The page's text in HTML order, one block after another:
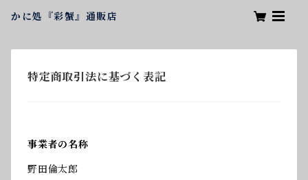
かに処『彩蟹』通販店
特定商取引法に基づく表記
事業者の名称
野田倫太郎